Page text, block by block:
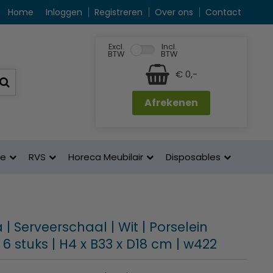
Home Inloggen Registreren Over ons Contact
Excl.
BTW
Incl.
BTW
€ 0,-
Afrekenen
RVS Horeca Meubilair Disposables
Serveerschaal | Wit | Porselein
stuks | H4 x B33 x D18 cm | w422